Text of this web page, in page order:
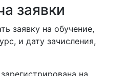
заявки
заявку на обучение,
и дату зачисления,
на